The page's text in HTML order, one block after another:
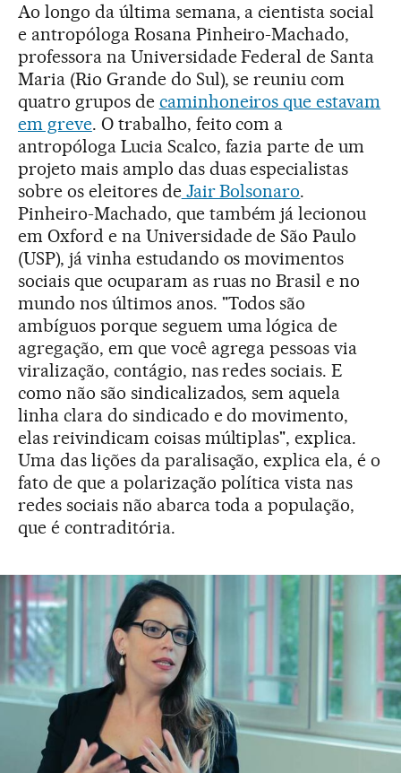
Ao longo da última semana, a cientista social
e antropóloga Rosana Pinheiro-Machado,
professora na Universidade Federal de Santa
Maria (Rio Grande do Sul), se reuniu com
quatro grupos de caminhoneiros que estavam
em greve. O trabalho, feito com a
antropóloga Lucia Scalco, fazia parte de um
projeto mais amplo das duas especialistas
sobre os eleitores deJair Bolsonaro.
Pinheiro-Machado, que também já lecionou
em Oxford e na Universidade de São Paulo
(USP), já vinha estudando os movimentos
sociais que ocuparam as ruas no Brasil e no
mundo nos últimos anos. "Todos são
ambíguos porque seguem uma lógica de
agregação, em que você agrega pessoas via
viralização, contágio, nas redes sociais. E
como não são sindicalizados, sem aquela
linha clara do sindicado e do movimento,
elas reivindicam coisas múltiplas", explica.
Uma das lições da paralisação, explica ela, é o
fato de que a polarização política vista nas
redes sociais não abarca toda a população,
que é contraditória.